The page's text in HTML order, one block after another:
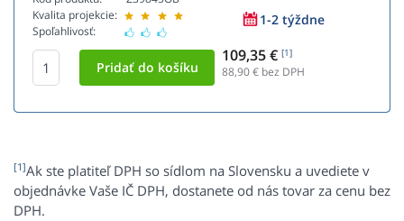
Kvalita projekcie:
Spoľahlivosť:
1-2 týždne
109,35 € [1]
88,90€ bez DPH
[1]Ak ste platiteľ DPH so sídlom na Slovensku a uvediete v
objednávke Vaše IČ DPH, dostanete od nás tovar za cenu bez
DPH.